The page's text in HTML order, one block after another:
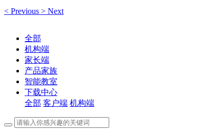
< Previous > Next
全部
机构端
家长端
产品家族
智能教室
下载中心
全部 客户端 机构端